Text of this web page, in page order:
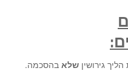
:
גירושין שלא בהסכמה.